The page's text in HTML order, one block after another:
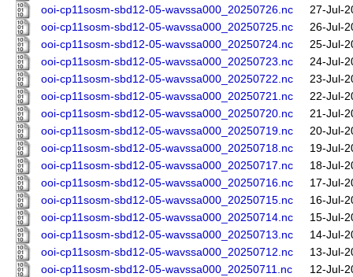
ooi-cp11sosm-sbd12-05-wavssa000_20250726.nc
27-Jul-
ooi-cp11sosm-sbd12-05-wavssa000_20250725.nc
26-Jul-
ooi-cp11sosm-sbd12-05-wavssa000_20250724.nc
25-Jul-
ooi-cp11sosm-sbd12-05-wavssa000_20250723.nc
24-Jul-
ooi-cp11sosm-sbd12-05-wavssa000_20250722.nc
23-Jul-
ooi-cp11sosm-sbd12-05-wavssa000_20250721.nc
22-Jul-
ooi-cp11sosm-sbd12-05-wavssa000_20250720.nc
21-Jul-
ooi-cp11sosm-sbd12-05-wavssa000_20250719.nc
20-Jul-
ooi-cp11sosm-sbd12-05-wavssa000_20250718.nc
19-Jul-
ooi-cp11sosm-sbd12-05-wavssa000_20250717.nc
18-Jul-
ooi-cp11sosm-sbd12-05-wavssa000_20250716.nc
17-Jul-
ooi-cp11sosm-sbd12-05-wavssa000_20250715.nc
16-Jul-
ooi-cp11sosm-sbd12-05-wavssa000_20250714.nc
15-Jul-
ooi-cp11sosm-sbd12-05-wavssa000_20250713.nc
14-Jul-
ooi-cp11sosm-sbd12-05-wavssa000_20250712.nc
13-Jul-
ooi-cp11sosm-sbd12-05-wavssa000_20250711.nc
12-Jul-